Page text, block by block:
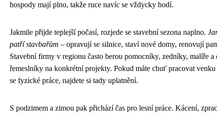
hospody mají plno, takže ruce navíc se vždycky hodí.
Jakmile přijde teplejší počasí, rozjede se stavební sezona naplno.
patří stavbařům – opravují se silnice, staví nové domy, renovují
Stavební firmy v regionu často berou pomocníky, zedníky, malíře a
řemeslníky na konkrétní projekty. Pokud máte chuť pracovat venku
se fyzické práce, najdete si tady uplatnění.
S podzimem a zimou pak přichází čas pro lesní práce. Kácení,